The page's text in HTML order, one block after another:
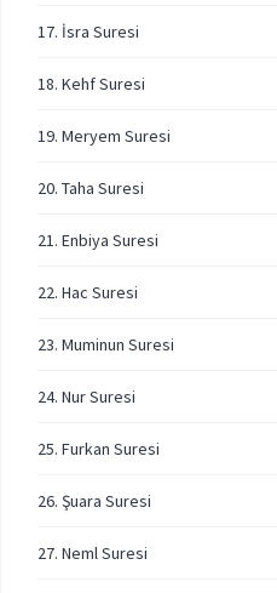
17. İsra Suresi
18. Kehf Suresi
19. Meryem Suresi
20. Taha Suresi
21. Enbiya Suresi
22. Hac Suresi
23. Muminun Suresi
24. Nur Suresi
25. Furkan Suresi
26. Şuara Suresi
27. Neml Suresi